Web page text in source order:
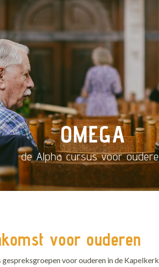
OMEGA
de Alpha cursus voor
voor ouderen
voor ouderen in de